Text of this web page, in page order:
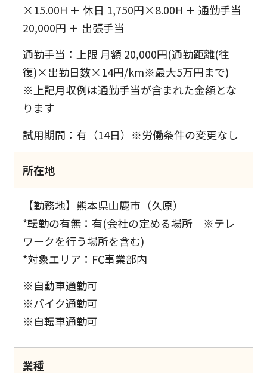
×15.00H ＋ 休日 1,750円×8.00H ＋ 通勤手当
20,000円 ＋ 出張手当
通勤手当：上限 月額 20,000円(通勤距離(往
復)×出勤日数×14円/km※最大5万円まで)
※上記月収例は通勤手当が含まれた金額とな
ります
試用期間：有（14日）※労働条件の変更なし
所在地
【勤務地】熊本県山鹿市（久原）
*転勤の有無：有(会社の定める場所 ※テレ
ワークを行う場所を含む)
*対象エリア：FC事業部内
※自動車通勤可
※バイク通勤可
※自転車通勤可
業種